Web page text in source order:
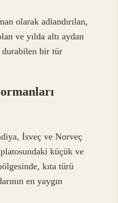
olarak adlandırılan,
ve yılda altı aydan
durabilen bir tür
İsveç ve Norveç
küçük ve
kıta türü
en yaygın